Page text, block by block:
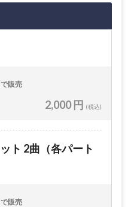
販売
2,000 円 (税込)
ト 2曲（各パート
販売